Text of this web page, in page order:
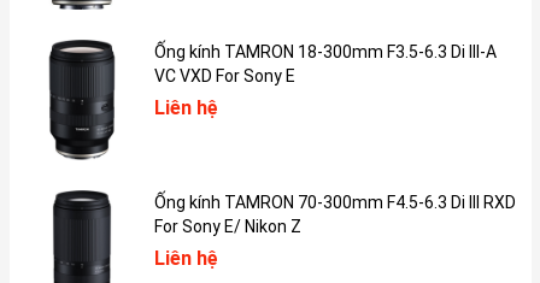
Ống kính TAMRON 18-300mm F3.5-6.3 Di III-A
VC VXD For Sony E
Liên hệ
Ống kính TAMRON 70-300mm F4.5-6.3 Di III RXD
For Sony E/ Nikon Z
Liên hệ